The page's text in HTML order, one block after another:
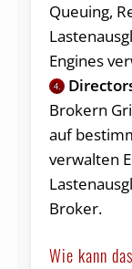
Queuing,
Engines
4.
Brokern
auf
verwalten
Broker.
Wie kann